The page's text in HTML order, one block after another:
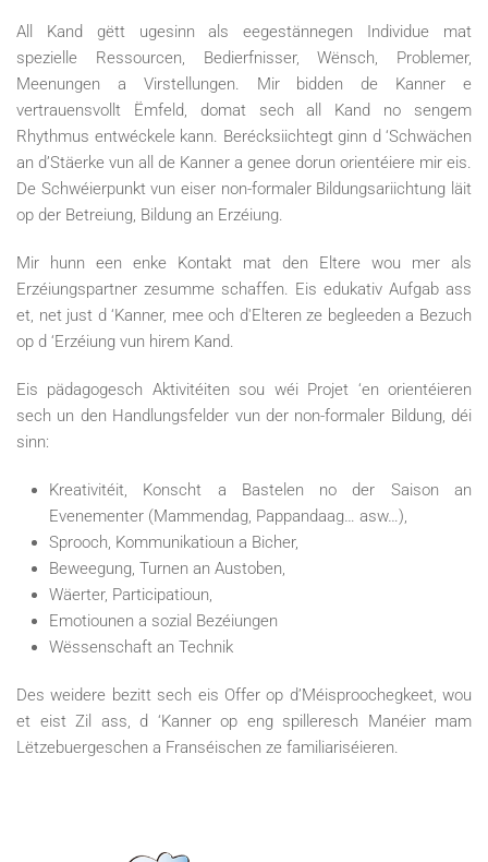
All Kand gëtt ugesinn als eegestännegen Individue mat
spezielle Ressourcen, Bedierfnisser, Wënsch, Problemer,
Meenungen a Virstellungen. Mir bidden de Kanner e
vertrauensvollt Ëmfeld, domat sech all Kand no sengem
Rhythmus entwéckele kann. Berécksiichtegt ginn d ‘Schwächen
an d’Stäerke vun all de Kanner a genee dorun orientéiere mir eis.
De Schwéierpunkt vun eiser non-formaler Bildungsariichtung läit
op der Betreiung, Bildung an Erzéiung.
Mir hunn een enke Kontakt mat den Eltere wou mer als
Erzéiungspartner zesumme schaffen. Eis edukativ Aufgab ass
et, net just d ‘Kanner, mee och d'Elteren ze begleeden a Bezuch
op d ‘Erzéiung vun hirem Kand.
Eis pädagogesch Aktivitéiten sou wéi Projet ‘en orientéieren
sech un den Handlungsfelder vun der non-formaler Bildung, déi
sinn:
Kreativitéit, Konscht a Bastelen no der Saison an
Evenementer (Mammendag, Pappandaag… asw…),
Sprooch, Kommunikatioun a Bicher,
Beweegung, Turnen an Austoben,
Wäerter, Participatioun,
Emotiounen a sozial Bezéiungen
Wëssenschaft an Technik
Des weidere bezitt sech eis Offer op d’Méisproochegkeet, wou
et eist Zil ass, d ‘Kanner op eng spilleresch Manéier mam
Lëtzebuergeschen a Franséischen ze familiariséieren.